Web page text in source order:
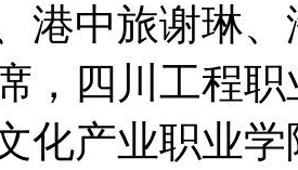
港中旅谢琳
，四川工程
化产业职业